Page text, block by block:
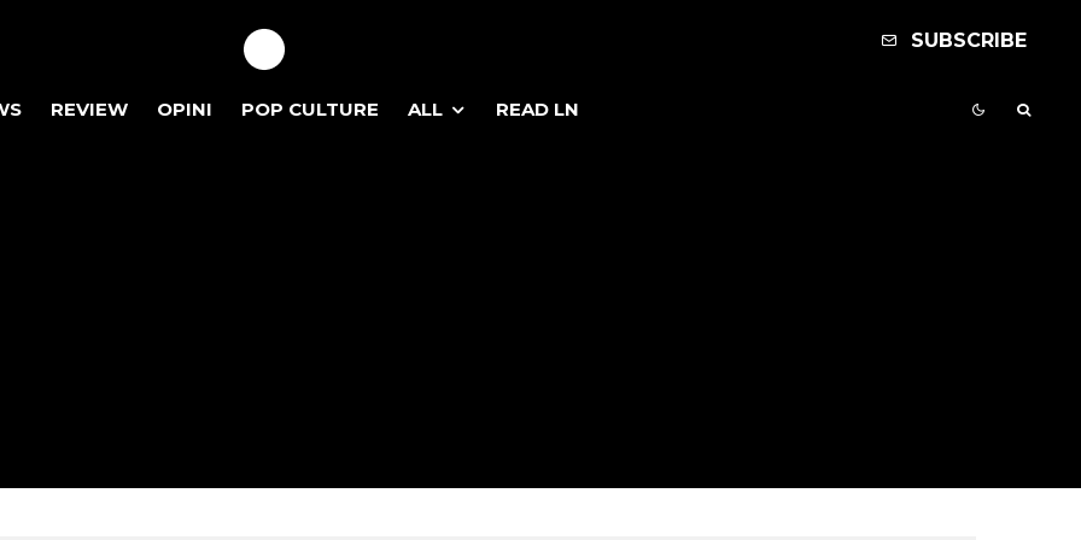
SUBSCRIBE
REVIEW OPINI POP CULTURE ALL READ LN